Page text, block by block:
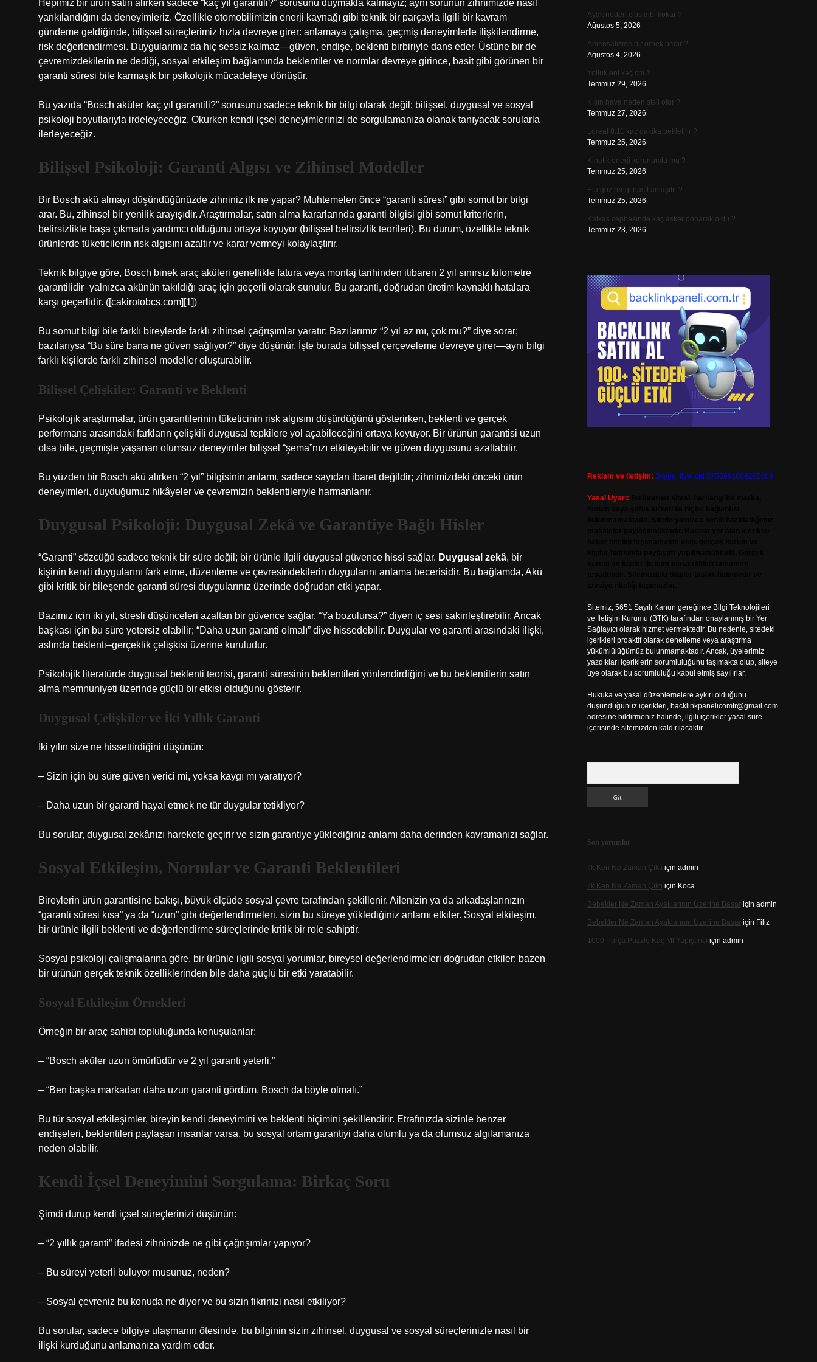
Hepimiz bir ürün satın alırken sadece “kaç yıl garantili?” sorusunu duymakla kalmayız; aynı sorunun zihnimizde nasıl
yankılandığını da deneyimleriz. Özellikle otomobilimizin enerji kaynağı gibi teknik bir parçayla ilgili bir kavram
gündeme geldiğinde, bilişsel süreçlerimiz hızla devreye girer: anlamaya çalışma, geçmiş deneyimlerle ilişkilendirme,
risk değerlendirmesi. Duygularımız da hiç sessiz kalmaz—güven, endişe, beklenti birbiriyle dans eder. Üstüne bir de
çevremizdekilerin ne dediği, sosyal etkileşim bağlamında beklentiler ve normlar devreye girince, basit gibi görünen bir
garanti süresi bile karmaşık bir psikolojik mücadeleye dönüşür.
Bu yazıda “Bosch aküler kaç yıl garantili?” sorusunu sadece teknik bir bilgi olarak değil; bilişsel, duygusal ve sosyal
psikoloji boyutlarıyla irdeleyeceğiz. Okurken kendi içsel deneyimlerinizi de sorgulamanıza olanak tanıyacak sorularla
ilerleyeceğiz.
Bilişsel Psikoloji: Garanti Algısı ve Zihinsel Modeller
Bir Bosch akü almayı düşündüğünüzde zihniniz ilk ne yapar? Muhtemelen önce “garanti süresi” gibi somut bir bilgi
arar. Bu, zihinsel bir yenilik arayışıdir. Araştırmalar, satın alma kararlarında garanti bilgisi gibi somut kriterlerin,
belirsizlikle başa çıkmada yardımcı olduğunu ortaya koyuyor (bilişsel belirsizlik teorileri). Bu durum, özellikle teknik
ürünlerde tüketicilerin risk algısını azaltır ve karar vermeyi kolaylaştırır.
Teknik bilgiye göre, Bosch binek araç aküleri genellikle fatura veya montaj tarihinden itibaren 2 yıl sınırsız kilometre
garantilidir–yalnızca akünün takıldığı araç için geçerli olarak sunulur. Bu garanti, doğrudan üretim kaynaklı hatalara
karşı geçerlidir. ([cakirotobcs.com][1])
Bu somut bilgi bile farklı bireylerde farklı zihinsel çağrışımlar yaratır: Bazılarımız “2 yıl az mı, çok mu?” diye sorar;
bazılarıysa “Bu süre bana ne güven sağlıyor?” diye düşünür. İşte burada bilişsel çerçeveleme devreye girer—aynı bilgi
farklı kişilerde farklı zihinsel modeller oluşturabilir.
Bilişsel Çelişkiler: Garanti ve Beklenti
Psikolojik araştırmalar, ürün garantilerinin tüketicinin risk algısını düşürdüğünü gösterirken, beklenti ve gerçek
performans arasındaki farkların çelişkili duygusal tepkilere yol açabileceğini ortaya koyuyor. Bir ürünün garantisi uzun
olsa bile, geçmişte yaşanan olumsuz deneyimler bilişsel “şema”nızı etkileyebilir ve güven duygusunu azaltabilir.
Bu yüzden bir Bosch akü alırken “2 yıl” bilgisinin anlamı, sadece sayıdan ibaret değildir; zihnimizdeki önceki ürün
deneyimleri, duyduğumuz hikâyeler ve çevremizin beklentileriyle harmanlanır.
Duygusal Psikoloji: Duygusal Zekâ ve Garantiye Bağlı Hisler
“Garanti” sözcüğü sadece teknik bir süre değil; bir ürünle ilgili duygusal güvence hissi sağlar. Duygusal zekâ, bir
kişinin kendi duygularını fark etme, düzenleme ve çevresindekilerin duygularını anlama becerisidir. Bu bağlamda, Akü
gibi kritik bir bileşende garanti süresi duygularınız üzerinde doğrudan etki yapar.
Bazımız için iki yıl, stresli düşünceleri azaltan bir güvence sağlar. “Ya bozulursa?” diyen iç sesi sakinleştirebilir. Ancak
başkası için bu süre yetersiz olabilir; “Daha uzun garanti olmalı” diye hissedebilir. Duygular ve garanti arasındaki ilişki,
aslında beklenti–gerçeklik çelişkisi üzerine kuruludur.
Psikolojik literatürde duygusal beklenti teorisi, garanti süresinin beklentileri yönlendirdiğini ve bu beklentilerin satın
alma memnuniyeti üzerinde güçlü bir etkisi olduğunu gösterir.
Duygusal Çelişkiler ve İki Yıllık Garanti
İki yılın size ne hissettirdiğini düşünün:
– Sizin için bu süre güven verici mi, yoksa kaygı mı yaratıyor?
– Daha uzun bir garanti hayal etmek ne tür duygular tetikliyor?
Bu sorular, duygusal zekânızı harekete geçirir ve sizin garantiye yüklediğiniz anlamı daha derinden kavramanızı sağlar.
Sosyal Etkileşim, Normlar ve Garanti Beklentileri
Bireylerin ürün garantisine bakışı, büyük ölçüde sosyal çevre tarafından şekillenir. Ailenizin ya da arkadaşlarınızın
“garanti süresi kısa” ya da “uzun” gibi değerlendirmeleri, sizin bu süreye yüklediğiniz anlamı etkiler. Sosyal etkileşim,
bir ürünle ilgili beklenti ve değerlendirme süreçlerinde kritik bir role sahiptir.
Sosyal psikoloji çalışmalarına göre, bir ürünle ilgili sosyal yorumlar, bireysel değerlendirmeleri doğrudan etkiler; bazen
bir ürünün gerçek teknik özelliklerinden bile daha güçlü bir etki yaratabilir.
Sosyal Etkileşim Örnekleri
Örneğin bir araç sahibi topluluğunda konuşulanlar:
– “Bosch aküler uzun ömürlüdür ve 2 yıl garanti yeterli.”
– “Ben başka markadan daha uzun garanti gördüm, Bosch da böyle olmalı.”
Bu tür sosyal etkileşimler, bireyin kendi deneyimini ve beklenti biçimini şekillendirir. Etrafınızda sizinle benzer
endişeleri, beklentileri paylaşan insanlar varsa, bu sosyal ortam garantiyi daha olumlu ya da olumsuz algılamanıza
neden olabilir.
Kendi İçsel Deneyimini Sorgulama: Birkaç Soru
Şimdi durup kendi içsel süreçlerinizi düşünün:
– “2 yıllık garanti” ifadesi zihninizde ne gibi çağrışımlar yapıyor?
– Bu süreyi yeterli buluyor musunuz, neden?
– Sosyal çevreniz bu konuda ne diyor ve bu sizin fikrinizi nasıl etkiliyor?
Bu sorular, sadece bilgiye ulaşmanın ötesinde, bu bilginin sizin zihinsel, duygusal ve sosyal süreçlerinizle nasıl bir
ilişki kurduğunu anlamanıza yardım eder.
Ayak neden cips gibi kokar ?
Ağustos 5, 2026
Amensalizme bir örnek nedir ?
Ağustos 4, 2026
Yolluk eni kaç cm ?
Temmuz 29, 2026
Kışın hava neden sisli olur ?
Temmuz 27, 2026
Loreal 8.11 kaç dakika bekletilir ?
Temmuz 25, 2026
Kinetik enerji korunumlu mu ?
Temmuz 25, 2026
Ela göz rengi nasıl anlaşılır ?
Temmuz 25, 2026
Kafkas cephesinde kaç asker donarak öldü ?
Temmuz 23, 2026
Reklam ve İletişim: Skype: live:.cid.575569c608265c69
Yasal Uyarı:
Sitemiz, 5651 Sayılı Kanun gereğince Bilgi Teknolojileri
ve İletişim Kurumu (BTK) tarafından onaylanmış bir Yer
Sağlayıcı olarak hizmet vermektedir. Bu nedenle, sitedeki
içerikleri proaktif olarak denetleme veya araştırma
yükümlülüğümüz bulunmamaktadır. Ancak, üyelerimiz
yazdıkları içeriklerin sorumluluğunu taşımakta olup, siteye
üye olarak bu sorumluluğu kabul etmiş sayılırlar.
Hukuka ve yasal düzenlemelere aykırı olduğunu
düşündüğünüz içerikleri, backlinkpanelicomtr@gmail.com
adresine bildirmeniz halinde, ilgili içerikler yasal süre
içerisinde sitemizden kaldırılacaktır.
Son yorumlar
Ilk Ken Ne Zaman Çıktı için admin
Ilk Ken Ne Zaman Çıktı için Koca
Bebekler Ne Zaman Ayaklarının Üzerine Basariçin admin
Bebekler Ne Zaman Ayaklarının Üzerine Basariçin Filiz
1000 Parça Puzzle Kaç Ml Yapıştırıcı için admin